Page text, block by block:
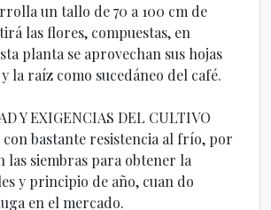
un tallo de 70 a 100 cm de
las flores, compuestas, en
planta se aprovechan sus hojas
la raíz como sucedáneo del café.
Y EXIGENCIAS DEL CULTIVO
con bastante resistencia al frío, por
las siembras para obtener la
y principio de año, cuan do
en el mercado.